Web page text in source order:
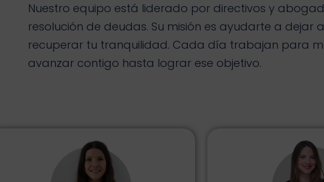
Nuestro equipo está liderado por directivos y
resolución de deudas. Su misión es ayudarte a dejar
recuperar tu tranquilidad. Cada día trabajan para
avanzar contigo hasta lograr ese objetivo.